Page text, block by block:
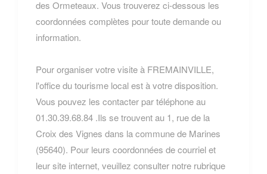
des Ormeteaux. Vous trouverez ci-dessous les
coordonnées complètes pour toute demande ou
information.
Pour organiser votre visite à FREMAINVILLE,
l'office du tourisme local est à votre disposition.
Vous pouvez les contacter par téléphone au
01.30.39.68.84 .Ils se trouvent au 1, rue de la
Croix des Vignes dans la commune de Marines
(95640). Pour leurs coordonnées de courriel et
leur site internet, veuillez consulter notre rubrique